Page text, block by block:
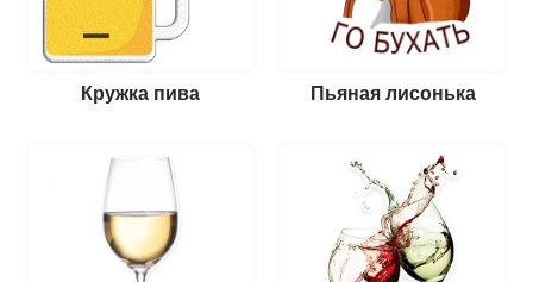
Кружка пива Пьяная лисонька